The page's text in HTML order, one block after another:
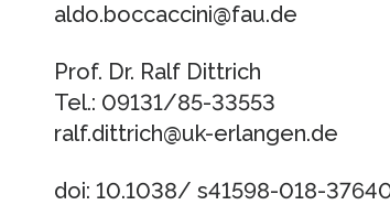
aldo.boccaccini@fau.de
Prof. Dr. Ralf Dittrich
Tel.: 09131/85-33553
ralf.dittrich@uk-erlangen.de
doi: 10.1038/ s41598-018-